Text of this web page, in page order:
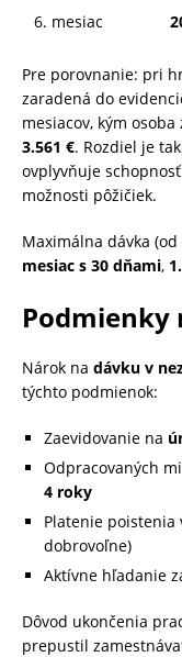
6. mesiac
Pre porovnanie: pri
zaradená do
mesiacov, kým
3.561 €. Rozdiel je
ovplyvňuje
možnosti pôžičiek.
Maximálna dávka (od
mesiac s 30 dňami,
Podmienky
Nárok na dávku v
týchto podmienok:
Zaevidovanie na
Odpracovaných
4 roky
Platenie poistenia
dobrovoľne)
Aktívne hľadanie
Dôvod ukončenia
prepustil